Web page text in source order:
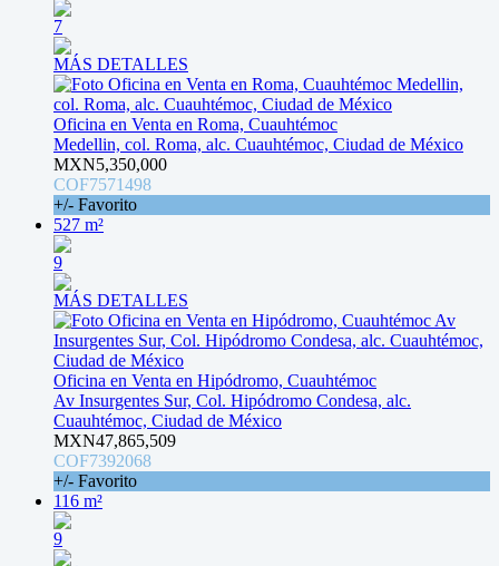
7
MÁS DETALLES
Oficina en Venta en Roma, Cuauhtémoc
Medellin, col. Roma, alc. Cuauhtémoc, Ciudad de México
MXN5,350,000
COF7571498
+/- Favorito
527 m²
9
MÁS DETALLES
Oficina en Venta en Hipódromo, Cuauhtémoc
Av Insurgentes Sur, Col. Hipódromo Condesa, alc.
Cuauhtémoc, Ciudad de México
MXN47,865,509
COF7392068
+/- Favorito
116 m²
9